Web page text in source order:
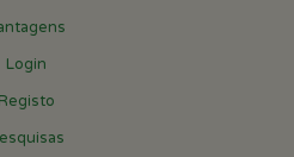
Login
Registo